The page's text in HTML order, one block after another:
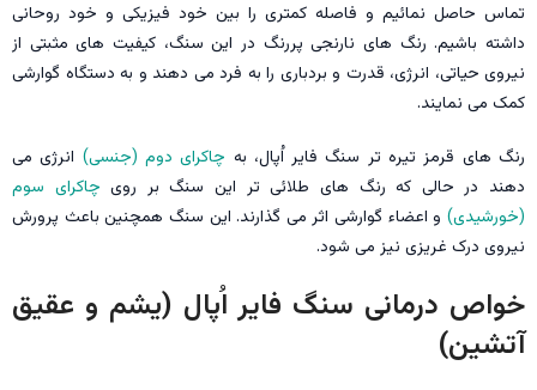
تماس حاصل نمائیم و فاصله کمتری را بین خود فیزیکی و خود روحانی
داشته باشیم. رنگ های نارنجی پررنگ در این سنگ، کیفیت های مثبتی از
نیروی حیاتی، انرژی، قدرت و بردباری را به فرد می دهند و به دستگاه گوارشی
کمک می نمایند.
رنگ های قرمز تیره تر سنگ فایر اُپال، به چاکرای دوم (جنسی) انرژی می
دهند در حالی که رنگ های طلائی تر این سنگ بر روی چاکرای سوم
(خورشیدی) و اعضاء گوارشی اثر می گذارند. این سنگ همچنین باعث پرورش
نیروی درک غریزی نیز می شود.
خواص درمانی سنگ فایر اُپال (یشم و عقیق
آتشین)